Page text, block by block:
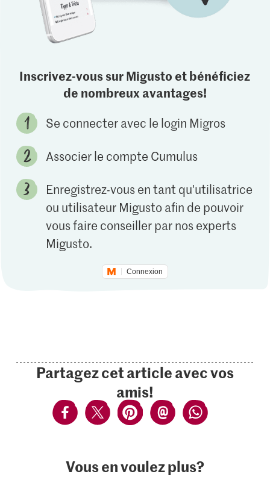
Inscrivez-vous sur Migusto et bénéficiez
de nombreux avantages!
Se connecter avec le login Migros
Associer le compte Cumulus
Enregistrez-vous en tant qu'utilisatrice
ou utilisateur Migusto afin de pouvoir
vous faire conseiller par nos experts
Migusto.
Connexion
Partagez cet article avec vos
amis!
Vous en voulez plus?